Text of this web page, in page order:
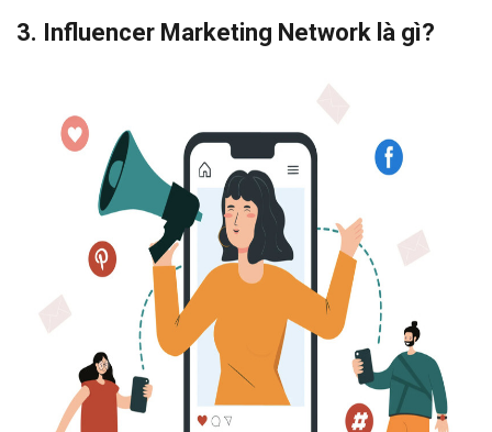
3. Influencer Marketing Network là gì?